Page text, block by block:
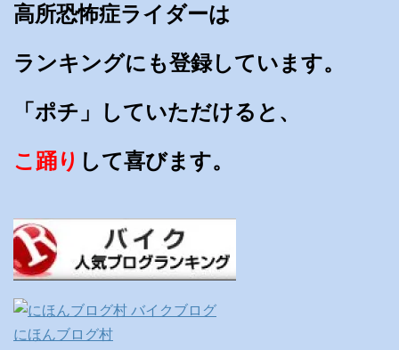
高所恐怖症ライダーは
ランキングにも登録しています。
「ポチ」していただけると、
こ踊り して喜びます。
にほんブログ村